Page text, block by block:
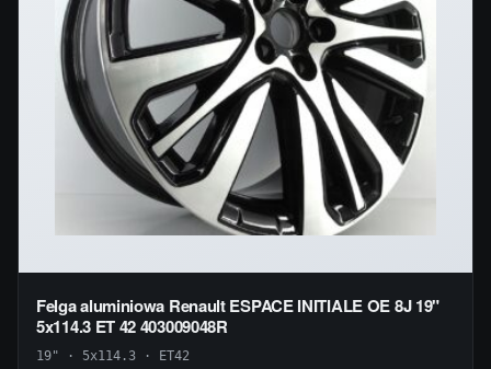
Felga aluminiowa Renault ESPACE INITIALE OE 8J 19"
5x114.3 ET 42 403009048R
19" · 5x114.3 · ET42